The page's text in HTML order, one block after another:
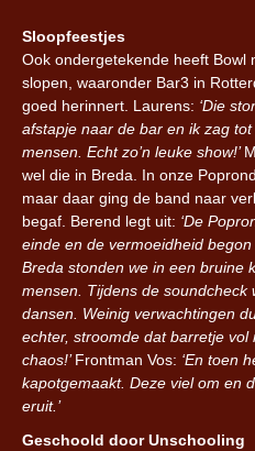
Sloopfeestjes
Ook ondergetekende heeft Bowl
slopen, waaronder Bar3 in
goed herinnert. Laurens: ‘Die
afstapje naar de bar en ik zag
mensen. Echt zo’n leuke show!’
wel die in Breda. In onze
maar daar ging de band naar
begaf. Berend legt uit: ‘De
einde en de vermoeidheid
Breda stonden we in een bruine
mensen. Tijdens de soundcheck
dansen. Weinig verwachtingen
echter, stroomde dat barretje vol
chaos!’Frontman Vos: ‘En toen
kapotgemaakt. Deze viel om en
eruit.’
Geschoold door Unschooling